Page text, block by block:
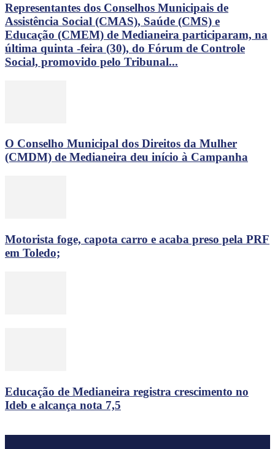
Representantes dos Conselhos Municipais de
Assistência Social (CMAS), Saúde (CMS) e
Educação (CMEM) de Medianeira participaram, na
última quinta -feira (30), do Fórum de Controle
Social, promovido pelo Tribunal...
O Conselho Municipal dos Direitos da Mulher
(CMDM) de Medianeira deu início à Campanha
Motorista foge, capota carro e acaba preso pela PRF
em Toledo;
Educação de Medianeira registra crescimento no
Ideb e alcança nota 7,5